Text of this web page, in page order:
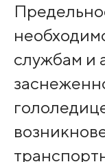
службам и